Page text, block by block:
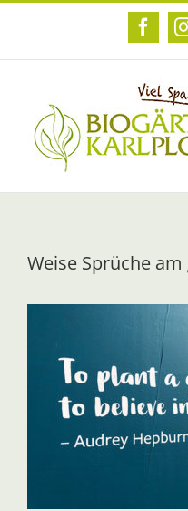
Zum
Weise Sprüche